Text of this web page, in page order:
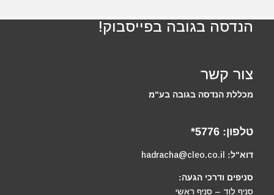
הנדסה בגובה בפייסבוק!
צור קשר
מכללת הנדסה בגובה בע"מ
טלפון: 5776*
דוא"ל: hadracha@cleo.co.il
סניפים ודרכי הגעה:
סניף לוד – סניף ראשי